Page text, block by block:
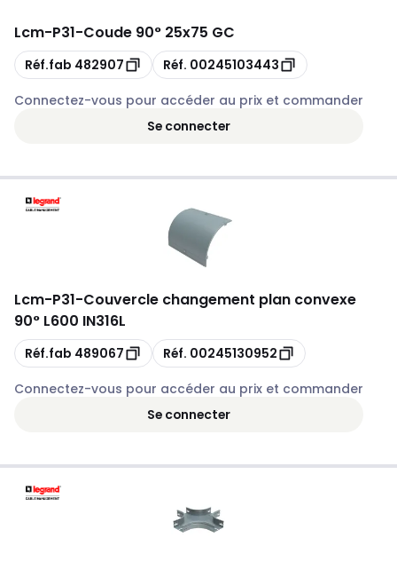
Lcm-P31-Coude 90° 25x75 GC
Copie
Réf.fab 482907 Copie
Réf. 00245103443
Connectez-vous pour accéder au prix et commander
Se connecter
Lcm-P31-Couvercle changement plan convexe
90° L600 IN316L
Copie
Réf.fab 489067 Copie
Réf. 00245130952
Connectez-vous pour accéder au prix et commander
Se connecter